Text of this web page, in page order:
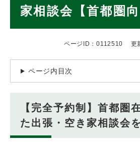
家相談会【首都圏向
ページID：0112510 更
ページ内目次
【完全予約制】首都圏
た出張・空き家相談会